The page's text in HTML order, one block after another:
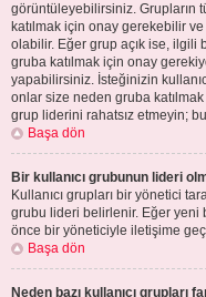
görüntüleyebilirsiniz. Grupların
katılmak için onay gerekebilir
olabilir. Eğer grup açık ise, ilgili
gruba katılmak için onay
yapabilirsiniz. İsteğinizin
onlar size neden gruba
grup liderini rahatsız etmeyin;
Başa dön
Bir kullanıcı grubunun lideri
Kullanıcı grupları bir yönetici
grubu lideri belirlenir. Eğer yeni
önce bir yöneticiyle iletişime
Başa dön
Neden bazı kullanıcı grupları